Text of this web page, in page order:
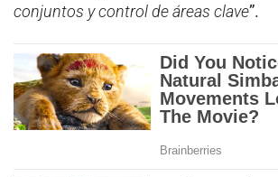
conjuntos y control de áreas clave”.